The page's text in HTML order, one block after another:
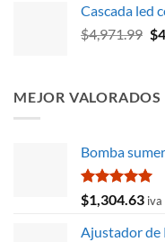
Cascada led
$4,971.99 El
era:
$
MEJOR VALORADOS
Bomba
Valorado
con
de 5
$1,304.63 iva
Ajustador de